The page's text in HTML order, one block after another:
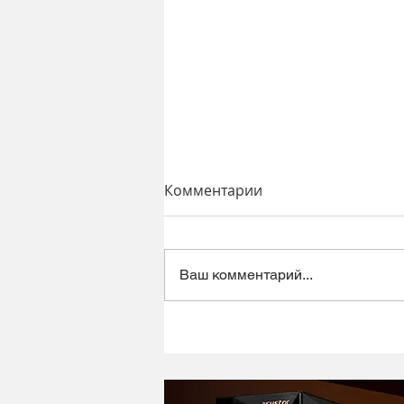
микрофон в ретро корпусе
Комментарии
Ваш комментарий...